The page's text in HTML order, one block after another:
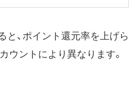
と、ポイント還元率を上げら
ウントにより異なります。